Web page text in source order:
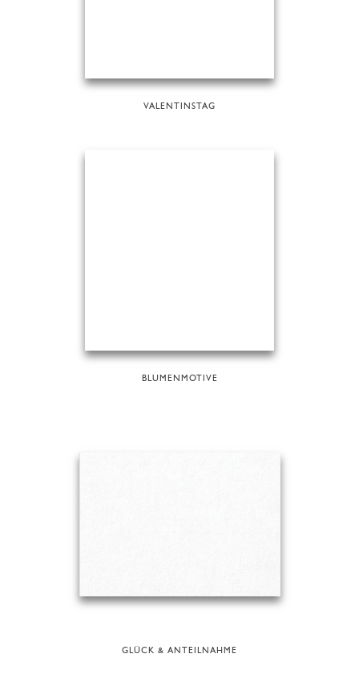
VALENTINSTAG
BLUMENMOTIVE
GLÜCK & ANTEILNAHME